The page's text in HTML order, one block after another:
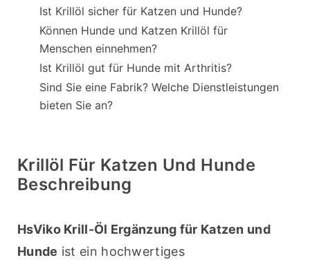
Ist Krillöl sicher für Katzen und Hunde?
Können Hunde und Katzen Krillöl für
Menschen einnehmen?
Ist Krillöl gut für Hunde mit Arthritis?
Sind Sie eine Fabrik? Welche Dienstleistungen
bieten Sie an?
Krillöl Für Katzen Und Hunde
Beschreibung
HsViko Krill-Öl Ergänzung für Katzen und
Hunde ist ein hochwertiges